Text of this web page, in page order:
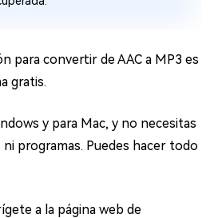
para convertir de AAC a MP3 es
gratis.
y para Mac, y no necesitas
ni programas. Puedes hacer todo
a la página web de